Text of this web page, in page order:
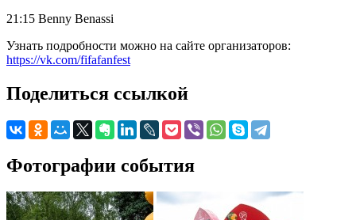
21:15 Benny Benassi
Узнать подробности можно на сайте организаторов:
https://vk.com/fifafanfest
Поделиться ссылкой
Фотографии события